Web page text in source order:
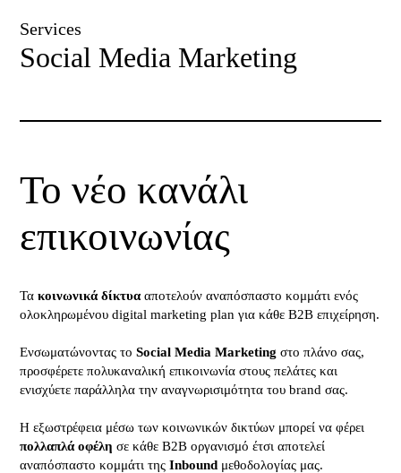
Services
Social Media Marketing
Το νέο κανάλι
επικοινωνίας
Τακοινωνικά δίκτυααποτελούν αναπόσπαστο κομμάτι ενός
ολοκληρωμένου digital marketing plan για κάθε B2B επιχείρηση.
Ενσωματώνοντας τοSocial Media Marketing στο πλάνο σας,
προσφέρετε πολυκαναλική επικοινωνία στους πελάτες και
ενισχύετε παράλληλα την αναγνωρισιμότητα του brand σας.
Η εξωστρέφεια μέσω των κοινωνικών δικτύων μπορεί να φέρει
πολλαπλά οφέλη σε κάθε B2B οργανισμό έτσι αποτελεί
αναπόσπαστο κομμάτι τηςInbound μεθοδολογίας μας.